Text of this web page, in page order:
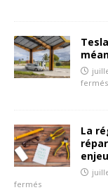
fermés
La
fermés